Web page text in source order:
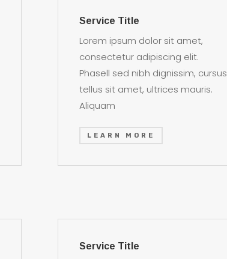
Service Title
Lorem ipsum dolor sit amet,
consectetur adipiscing elit.
Phasell sed nibh dignissim, cursus
tellus sit amet, ultrices mauris.
Aliquam
LEARN MORE
Service Title